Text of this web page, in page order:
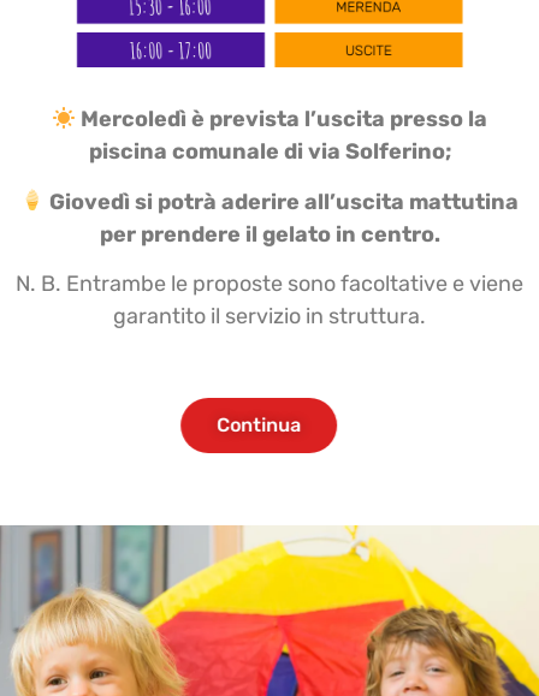
Mercoledì è prevista l’uscita presso la
piscina comunale di via Solferino;
Giovedì si potrà aderire all’uscita mattutina
per prendere il gelato in centro.
N. B. Entrambe le proposte sono facoltative e viene
garantito il servizio in struttura.
Continua